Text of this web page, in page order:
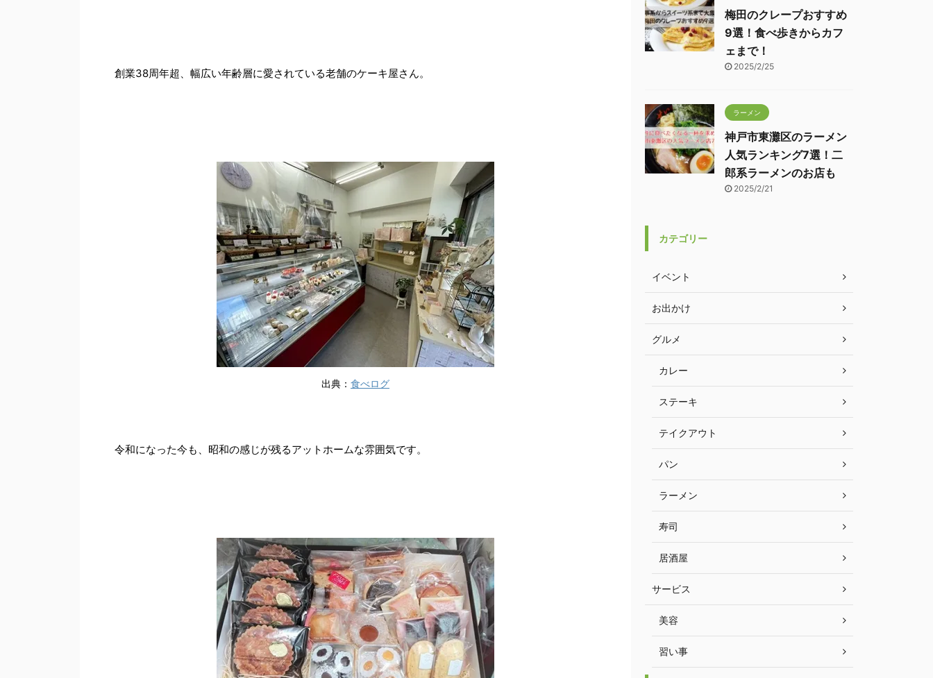
創業38周年超、幅広い年齢層に愛されている老舗のケーキ屋さん。
出典： 食べログ
令和になった今も、昭和の感じが残るアットホームな雰囲気です。
梅田のクレープおすすめ
9選！食べ歩きからカフ
ェまで！
2025/2/25
ラーメン
神戸市東灘区のラーメン
人気ランキング7選！二
郎系ラーメンのお店も
2025/2/21
カテゴリー
イベント
お出かけ
グルメ
カレー
ステーキ
テイクアウト
パン
ラーメン
寿司
居酒屋
サービス
美容
習い事